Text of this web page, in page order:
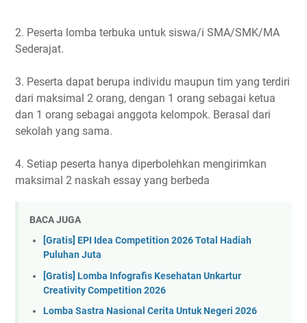
2. Peserta lomba terbuka untuk siswa/i SMA/SMK/MA
Sederajat.
3. Peserta dapat berupa individu maupun tim yang terdiri
dari maksimal 2 orang, dengan 1 orang sebagai ketua
dan 1 orang sebagai anggota kelompok. Berasal dari
sekolah yang sama.
4. Setiap peserta hanya diperbolehkan mengirimkan
maksimal 2 naskah essay yang berbeda
BACA JUGA
[Gratis] EPI Idea Competition 2026 Total Hadiah
Puluhan Juta
[Gratis] Lomba Infografis Kesehatan Unkartur
Creativity Competition 2026
Lomba Sastra Nasional Cerita Untuk Negeri 2026